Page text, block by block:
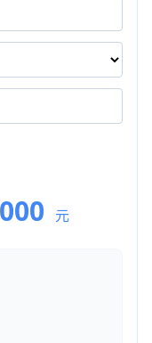
元